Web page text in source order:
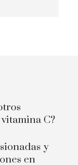
C?
y
en